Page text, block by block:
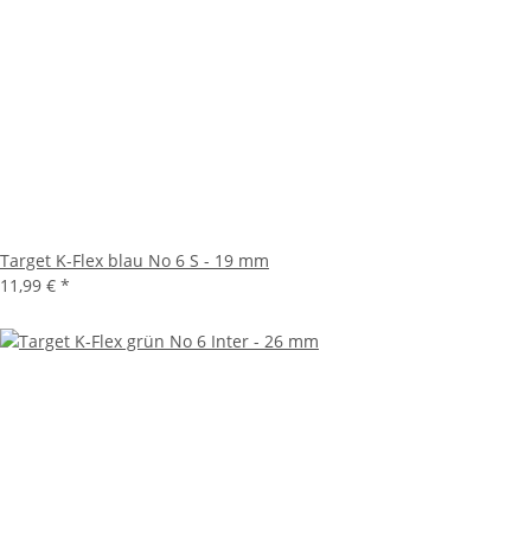
Target K-Flex blau No 6 S - 19 mm
11,99 € *